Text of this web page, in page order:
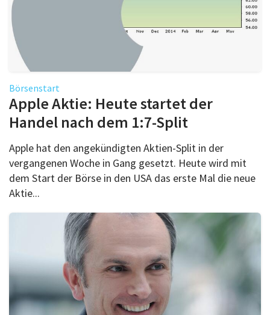
Börsenstart
Apple Aktie: Heute startet der
Handel nach dem 1:7-Split
Apple hat den angekündigten Aktien-Split in der
vergangenen Woche in Gang gesetzt. Heute wird mit
dem Start der Börse in den USA das erste Mal die neue
Aktie...